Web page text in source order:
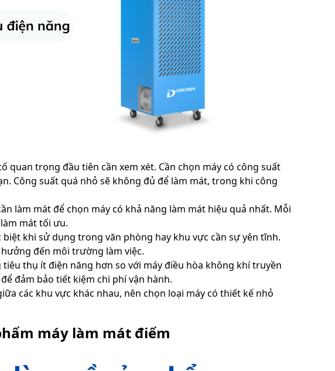
quan trọng đầu tiên cần xem xét. Cần chọn máy có công suất
Công suất quá nhỏ sẽ không đủ để làm mát, trong khi công
làm mát để chọn máy có khả năng làm mát hiệu quả nhất. Mỗi
mát tối ưu.
khi sử dụng trong văn phòng hay khu vực cần sự yên tĩnh.
đến môi trường làm việc.
thụ ít điện năng hơn so với máy điều hòa không khí truyền
đảm bảo tiết kiệm chi phí vận hành.
các khu vực khác nhau, nên chọn loại máy có thiết kế nhỏ
máy làm mát điểm